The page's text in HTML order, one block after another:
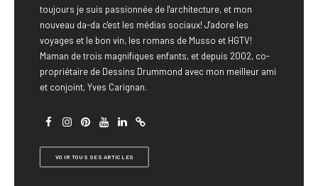
toujours je suis passionnée de l'architecture, et mon
nouveau da-da c'est les médias sociaux! J'adore les
voyages et le bon vin, les romans de Musso et HGTV!
Maman de trois magnifiques enfants, et depuis 2002, co-
propriétaire de Dessins Drummond avec mon meilleur ami
et conjoint, Yves Carignan.
VOIR TOUS SES ARTICLES